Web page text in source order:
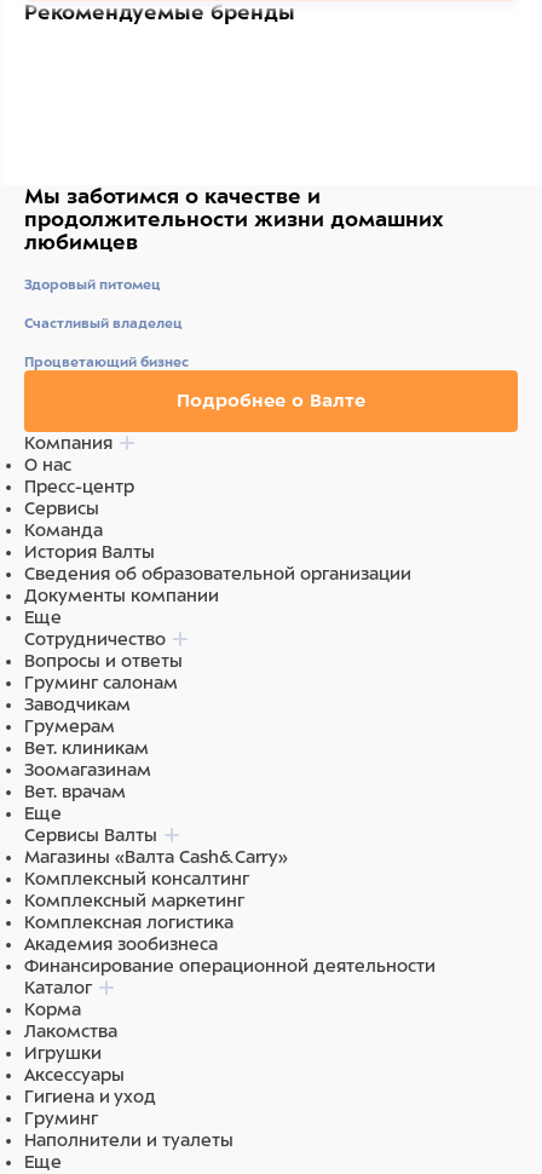
Рекомендуемые бренды
Мы заботимся о качестве и
продолжительности жизни домашних
любимцев
Здоровый питомец
Счастливый владелец
Процветающий бизнес
Подробнее о Валте
Компания
О нас
Пресс-центр
Сервисы
Команда
История Валты
Сведения об образовательной организации
Документы компании
Еще
Сотрудничество
Вопросы и ответы
Груминг салонам
Заводчикам
Грумерам
Вет. клиникам
Зоомагазинам
Вет. врачам
Еще
Сервисы Валты
Магазины «Валта Cash&Carry»
Комплексный консалтинг
Комплексный маркетинг
Комплексная логистика
Академия зообизнеса
Финансирование операционной деятельности
Каталог
Корма
Лакомства
Игрушки
Аксессуары
Гигиена и уход
Груминг
Наполнители и туалеты
Еще